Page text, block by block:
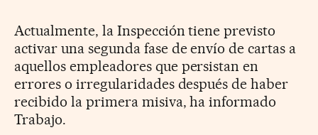
Actualmente, la Inspección tiene previsto
activar una segunda fase de envío de cartas a
aquellos empleadores que persistan en
errores o irregularidades después de haber
recibido la primera misiva, ha informado
Trabajo.